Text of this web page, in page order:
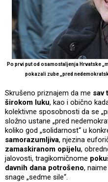
Po prvi put od osamostaljenja Hrvatske
pokazali zube „pred
Skrušeno priznajem da me sav
širokom luku, kao i obično
kolektivne sposobnosti da se
složno ustane „pred
koliko god „solidarnost“ u
samorazumljiva, njezina
zamaskiranom opijelu,
jalovosti, tragikomičnome
davnih dana potrošeno,
snage „sedme sile“.